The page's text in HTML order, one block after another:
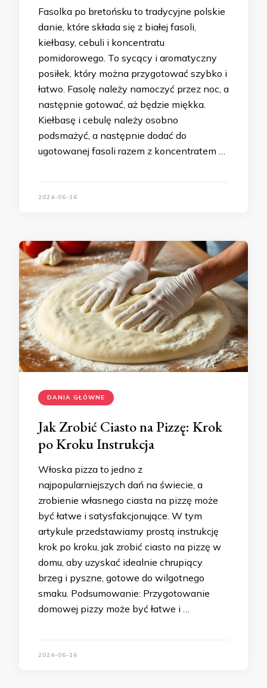
Fasolka po bretońsku to tradycyjne polskie
danie, które składa się z białej fasoli,
kiełbasy, cebuli i koncentratu
pomidorowego. To sycący i aromatyczny
posiłek, który można przygotować szybko i
łatwo. Fasolę należy namoczyć przez noc, a
następnie gotować, aż będzie miękka.
Kiełbasę i cebulę należy osobno
podsmażyć, a następnie dodać do
ugotowanej fasoli razem z koncentratem …
2024-06-16
DANIA GŁÓWNE
Jak Zrobić Ciasto na Pizzę: Krok
po Kroku Instrukcja
Włoska pizza to jedno z
najpopularniejszych dań na świecie, a
zrobienie własnego ciasta na pizzę może
być łatwe i satysfakcjonujące. W tym
artykule przedstawiamy prostą instrukcję
krok po kroku, jak zrobić ciasto na pizzę w
domu, aby uzyskać idealnie chrupiący
brzeg i pyszne, gotowe do wilgotnego
smaku. Podsumowanie: Przygotowanie
domowej pizzy może być łatwe i …
2024-06-16